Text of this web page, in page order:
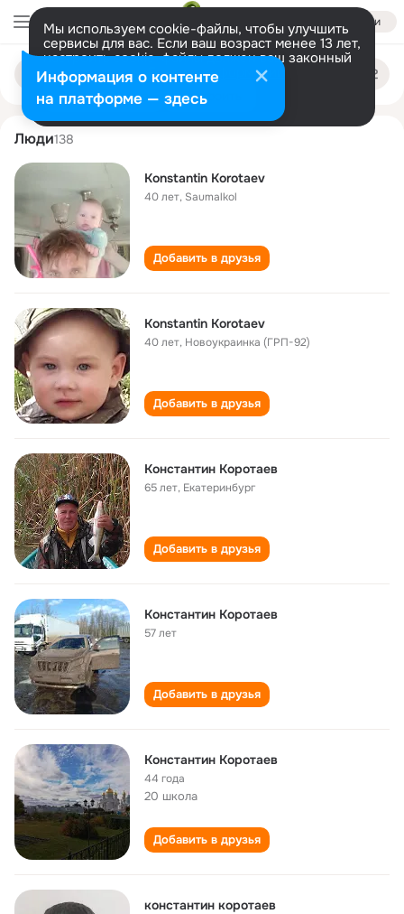
Войти
Мы используем cookie-файлы, чтобы улучшить
сервисы для вас. Если ваш возраст менее 13 лет,
настроить cookie-файлы должен ваш законный
представитель. Больше информации
Разрешить все Настроить
Поиск
людям
konstantin korotaev
Люди138
Konstantin Korotaev
40 лет, Saumalkol
Добавить в друзья
Konstantin Korotaev
40 лет, Новоукраинка (ГРП-92)
Добавить в друзья
Константин Коротаев
65 лет, Екатеринбург
Добавить в друзья
Константин Коротаев
57 лет
Добавить в друзья
Константин Коротаев
44 года
20 школа
Добавить в друзья
константин коротаев
Информация о контенте
на платформе — здесь